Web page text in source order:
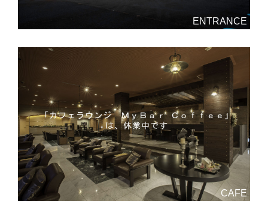
ENTRANCE
CAFE